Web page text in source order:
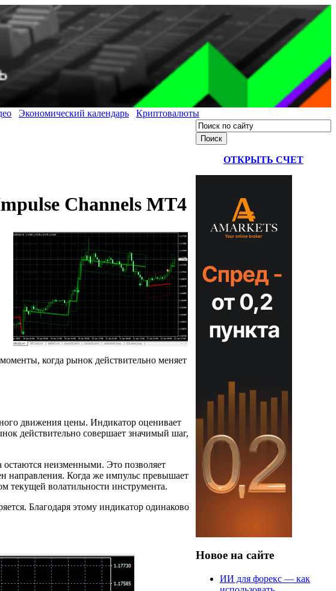
Экономический календарь Криптовалюты
Channels MT4
когда рынок действительно меняет
движения цены. Индикатор оценивает
действительно совершает значимый шаг,
неизменными. Это позволяет
направления. Когда же импульс превышает
текущей волатильности инструмента.
Благодаря этому индикатор одинаково
ОТКРЫТЬ СЧЕТ
Новое на сайте
ИИ для форекс — как